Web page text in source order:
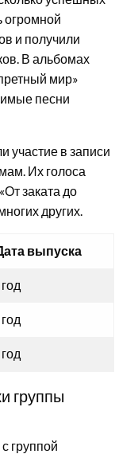
огромной
и получили
В альбомах
мир»
песни
участие в записи
Их голоса
заката до
других.
выпуска
группы
группой